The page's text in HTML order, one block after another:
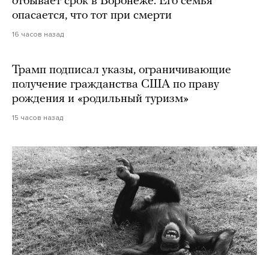
опасается, что тот при смерти
16 часов назад
Трамп подписал указы, ограничивающие
получение гражданства США по праву
рождения и «родильный туризм»
15 часов назад